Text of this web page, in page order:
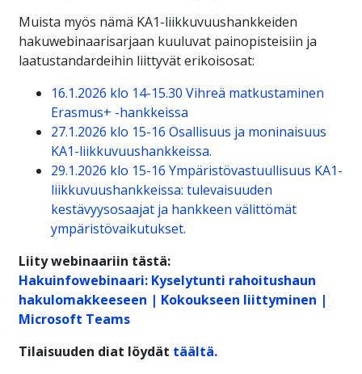
Muista myös nämä KA1-liikkuvuushankkeiden
hakuwebinaarisarjaan kuuluvat painopisteisiin ja
laatustandardeihin liittyvät erikoisosat:
16.1.2026 klo 14-15.30 Vihreä matkustaminen
Erasmus+ -hankkeissa
27.1.2026 klo 15-16 Osallisuus ja moninaisuus
KA1-liikkuvuushankkeissa.
29.1.2026 klo 15-16 Ympäristövastuullisuus KA1-
liikkuvuushankkeissa: tulevaisuuden
kestävyysosaajat ja hankkeen välittömät
ympäristövaikutukset.
Liity webinaariin tästä:
Hakuinfowebinaari: Kyselytunti rahoitushaun
hakulomakkeeseen | Kokoukseen liittyminen |
Microsoft Teams
Tilaisuuden diat löydät täältä.